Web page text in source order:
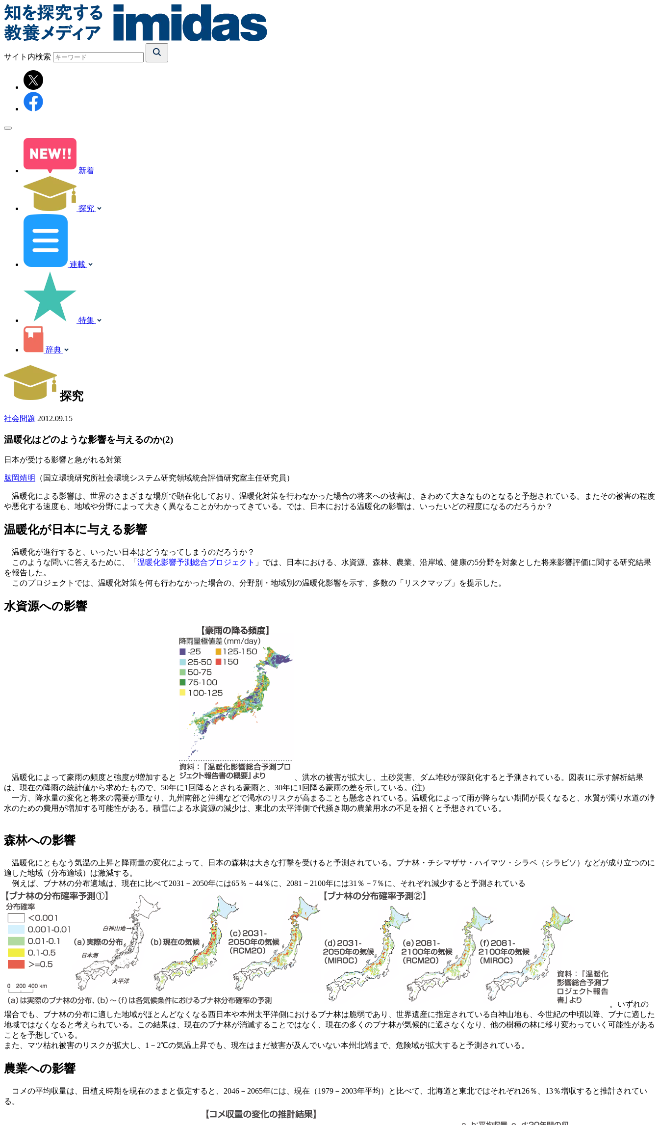
サイト内検索
新着
探究
連載
特集
辞典
探究
社会問題 2012.09.15
温暖化はどのような影響を与えるのか(2)
日本が受ける影響と急がれる対策
肱岡靖明 （国立環境研究所社会環境システム研究領域統合評価研究室主任研究員）
温暖化による影響は、世界のさまざまな場所で顕在化しており、温暖化対策を行わなかった場合の将来への被害は、きわめて大きなものとなると予想されている。またその被害の程度
や悪化する速度も、地域や分野によって大きく異なることがわかってきている。では、日本における温暖化の影響は、いったいどの程度になるのだろうか？
温暖化が日本に与える影響
温暖化が進行すると、いったい日本はどうなってしまうのだろうか？
このような問いに答えるために、「 温暖化影響予測総合プロジェクト 」では、日本における、水資源、森林、農業、沿岸域、健康の5分野を対象とした将来影響評価に関する研究結果
を報告した。
このプロジェクトでは、温暖化対策を何も行わなかった場合の、分野別・地域別の温暖化影響を示す、多数の「リスクマップ」を提示した。
水資源への影響
温暖化によって豪雨の頻度と強度が増加すると
、洪水の被害が拡大し、土砂災害、ダム堆砂が深刻化すると予測されている。図表1に示す解析結果
は、現在の降雨の統計値から求めたもので、50年に1回降るとされる豪雨と、30年に1回降る豪雨の差を示している。(注)
一方、降水量の変化と将来の需要が重なり、九州南部と沖縄などで渇水のリスクが高まることも懸念されている。温暖化によって雨が降らない期間が長くなると、水質が濁り水道の浄
水のための費用が増加する可能性がある。積雪による水資源の減少は、東北の太平洋側で代掻き期の農業用水の不足を招くと予想されている。
森林への影響
温暖化にともなう気温の上昇と降雨量の変化によって、日本の森林は大きな打撃を受けると予測されている。ブナ林・チシマザサ・ハイマツ・シラベ（シラビソ）などが成り立つのに
適した地域（分布適域）は激減する。
例えば、ブナ林の分布適域は、現在に比べて2031－2050年には65％－44％に、2081－2100年には31％－7％に、それぞれ減少すると予測されている
。いずれの
場合でも、ブナ林の分布に適した地域がほとんどなくなる西日本や本州太平洋側におけるブナ林は脆弱であり、世界遺産に指定されている白神山地も、今世紀の中頃以降、ブナに適した
地域ではなくなると考えられている。この結果は、現在のブナ林が消滅することではなく、現在の多くのブナ林が気候的に適さなくなり、他の樹種の林に移り変わっていく可能性がある
ことを予想している。
また、マツ枯れ被害のリスクが拡大し、1－2℃の気温上昇でも、現在はまだ被害が及んでいない本州北端まで、危険域が拡大すると予測されている。
農業への影響
コメの平均収量は、田植え時期を現在のままと仮定すると、2046－2065年には、現在（1979－2003年平均）と比べて、北海道と東北ではそれぞれ26％、13％増収すると推計されてい
る。